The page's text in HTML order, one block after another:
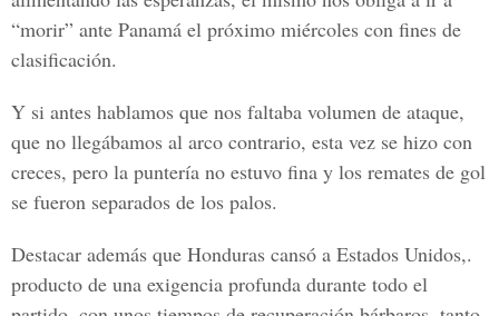
“morir” ante Panamá el próximo miércoles con fines de
clasificación.
Y si antes hablamos que nos faltaba volumen de ataque,
que no llegábamos al arco contrario, esta vez se hizo con
creces, pero la puntería no estuvo fina y los remates de gol
se fueron separados de los palos.
Destacar además que Honduras cansó a Estados Unidos,.
producto de una exigencia profunda durante todo el